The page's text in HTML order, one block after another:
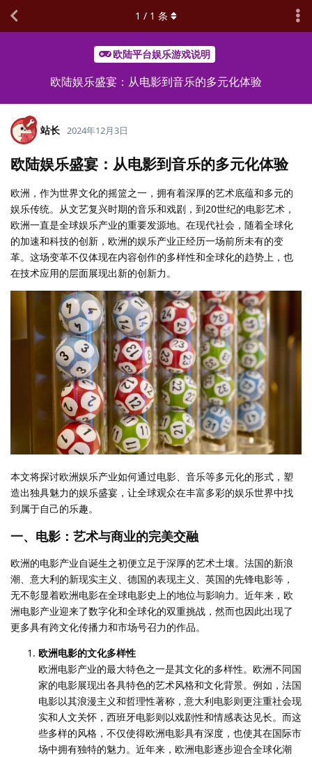
欧陆平台娱乐游戏说明
欧陆娱乐盛宴：从电影到音乐的多元化体验
1 / 1 条
站长 2024年12月3日
欧陆娱乐盛宴：从电影到音乐的多元化体验
欧洲，作为世界文化的摇篮之一，拥有着深厚的艺术底蕴和多元的
娱乐传统。从文艺复兴时期的音乐和戏剧，到20世纪的电影艺术，
欧洲一直是全球娱乐产业的重要发源地。在现代社会，随着全球化
的加速和科技的创新，欧洲的娱乐产业正经历一场前所未有的变
革。这场变革不仅体现在内容创作的多样性和全球化的趋势上，也
在技术应用的层面展现出新的创新力。
本文将探讨欧洲娱乐产业如何通过电影、音乐等多元化的形式，塑
造出独具魅力的娱乐盛宴，让全球观众在丰富多彩的娱乐世界中找
到属于自己的乐趣。
一、电影：艺术与商业的完美交融
欧洲的电影产业自诞生之初便立足于深厚的艺术土壤。法国的新浪
潮、意大利的新现实主义、德国的表现主义、英国的先锋电影等，
无不彰显着欧洲电影在全球电影史上的地位与影响力。近年来，欧
洲电影产业迎来了数字化和全球化的双重挑战，然而也因此出现了
更多具有跨文化传播力和市场号召力的作品。
欧洲电影的文化多样性
欧洲电影产业的最大特色之一是其文化的多样性。欧洲不同国
家的电影展现出各具特色的艺术风格和文化背景。例如，法国
电影以其浪漫主义和哲理性著称，意大利电影则更注重社会现
实和人文关怀，西班牙电影则以戏剧性和情感表达见长。而这
些多样的风格，不仅使得欧洲电影具有深度，也使其在国际市
场中拥有独特的魅力。近年来，欧洲电影逐步迎合全球化潮